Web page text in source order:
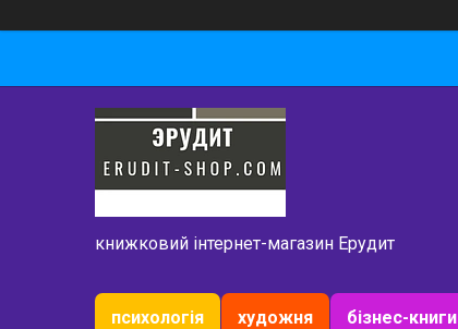
книжковий інтернет-магазин Ерудит
психологія художня бізнес-книги